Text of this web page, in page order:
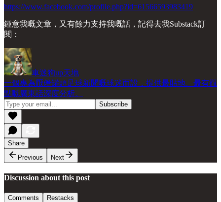
https://www.facebook.com/profile.php?id=61566593983419
鍾意我嘅文章，又有餘力支持我嘅話，記得去我Substack訂
閱：
車迷狗up天地
一個專為厭倦罐頭足球新聞嘅球迷而設，提供最貼地、最有觀
點嘅廣東話深度分析。
Share
Previous
Next
Discussion about this post
Comments Restacks